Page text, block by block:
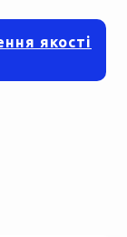
якості